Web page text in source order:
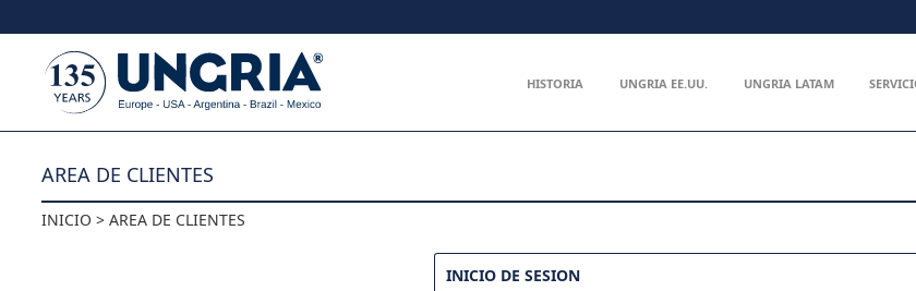
HISTORIA UNGRIA EE.UU. UNGRIA LATAM
AREA DE CLIENTES
INICIO > AREA DE CLIENTES
INICIO DE SESION